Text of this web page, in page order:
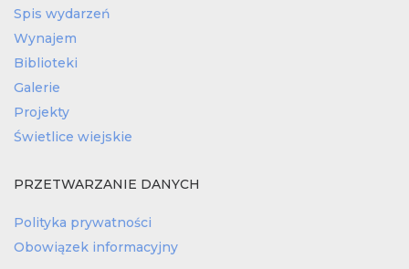
Spis wydarzeń
Wynajem
Biblioteki
Galerie
Projekty
Świetlice wiejskie
PRZETWARZANIE DANYCH
Polityka prywatności
Obowiązek informacyjny